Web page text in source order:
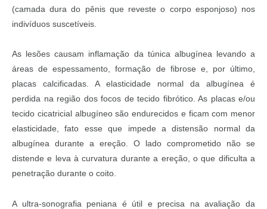
(camada dura do pênis que reveste o corpo esponjoso) nos
indivíduos suscetíveis.
As lesões causam inflamação da túnica albugínea levando a
áreas de espessamento, formação de fibrose e, por último,
placas calcificadas. A elasticidade normal da albugínea é
perdida na região dos focos de tecido fibrótico. As placas e/ou
tecido cicatricial albugíneo são endurecidos e ficam com menor
elasticidade, fato esse que impede a distensão normal da
albugínea durante a ereção. O lado comprometido não se
distende e leva à curvatura durante a ereção, o que dificulta a
penetração durante o coito.
A ultra-sonografia peniana é útil e precisa na avaliação da